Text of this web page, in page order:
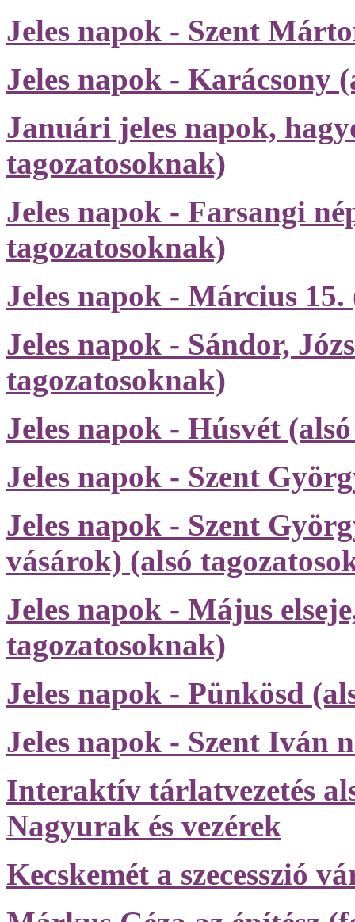
Jeles napok - Szent
Jeles napok - Karácsony
Januári jeles napok,
tagozatosoknak)
Jeles napok - Farsangi
tagozatosoknak)
Jeles napok - Március
Jeles napok - Sándor,
tagozatosoknak)
Jeles napok - Húsvét
Jeles napok - Szent
Jeles napok - Szent
vásárok) (alsó
Jeles napok - Május
tagozatosoknak)
Jeles napok - Pünkösd
Jeles napok - Szent Iván
Interaktív tárlatvezetés
Nagyurak és vezérek
Kecskemét a szecesszió